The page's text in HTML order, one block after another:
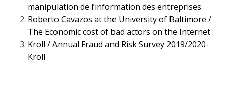
manipulation de l’information des entreprises.
Roberto Cavazos at the University of Baltimore /
The Economic cost of bad actors on the Internet
Kroll / Annual Fraud and Risk Survey 2019/2020-
Kroll